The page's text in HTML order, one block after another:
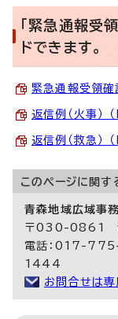
「緊急通報受
ドできます。
緊急通報受領
返信例（火事
返信例（救急）
このページに関す
青森地域広域事
〒030-0861
電話：017-
1444
お問合せは専